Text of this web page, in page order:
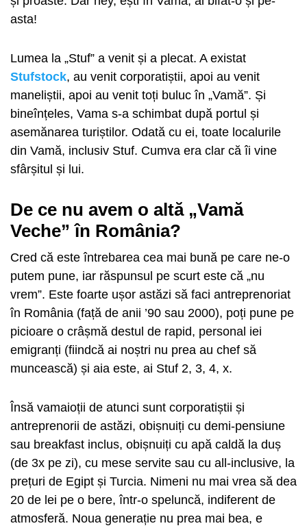
asta!
Lumea la „Stuf” a venit și a plecat. A existat
Stufstock, au venit corporatiștii, apoi au venit
maneliștii, apoi au venit toți buluc în „Vamă”. Și
bineînțeles, Vama s-a schimbat după portul și
asemănarea turiștilor. Odată cu ei, toate localurile
din Vamă, inclusiv Stuf. Cumva era clar că îi vine
sfârșitul și lui.
De ce nu avem o altă „Vamă
Veche” în România?
Cred că este întrebarea cea mai bună pe care ne-o
putem pune, iar răspunsul pe scurt este că „nu
vrem”. Este foarte ușor astăzi să faci antreprenoriat
în România (față de anii ’90 sau 2000), poți pune pe
picioare o crâșmă destul de rapid, personal iei
emigranți (fiindcă ai noștri nu prea au chef să
muncească) și aia este, ai Stuf 2, 3, 4, x.
Însă vamaioții de atunci sunt corporatiștii și
antreprenorii de astăzi, obișnuiți cu demi-pensiune
sau breakfast inclus, obișnuiți cu apă caldă la duș
(de 3x pe zi), cu mese servite sau cu all-inclusive, la
prețuri de Egipt și Turcia. Nimeni nu mai vrea să dea
20 de lei pe o bere, într-o speluncă, indiferent de
atmosferă. Noua generație nu prea mai bea, e